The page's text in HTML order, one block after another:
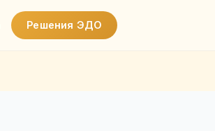
Решения ЭДО